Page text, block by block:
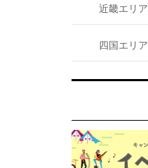
近畿エリア
四国エリア